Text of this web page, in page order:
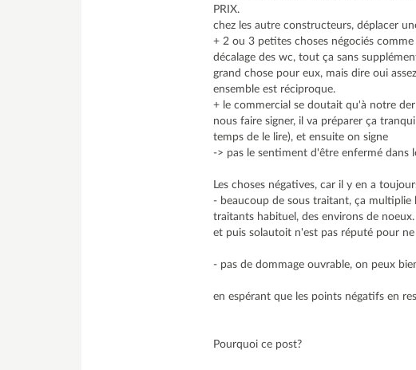
PRIX.
chez les autre constructeurs, déplacer
+ 2 ou 3 petites choses négociés
décalage des wc, tout ça sans
grand chose pour eux, mais dire oui
ensemble est réciproque.
+ le commercial se doutait qu'à notre
nous faire signer, il va préparer ça
temps de le lire), et ensuite on signe
-> pas le sentiment d'être enfermé dans
Les choses négatives, car il y en a
- beaucoup de sous traitant, ça multiplie
traitants habituel, des environs de noeux.
et puis solautoit n'est pas réputé pour
- pas de dommage ouvrable, on peux
en espérant que les points négatifs en
Pourquoi ce post?